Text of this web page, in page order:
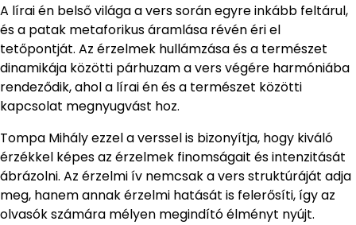
A lírai én belső világa a vers során egyre inkább feltárul,
és a patak metaforikus áramlása révén éri el
tetőpontját. Az érzelmek hullámzása és a természet
dinamikája közötti párhuzam a vers végére harmóniába
rendeződik, ahol a lírai én és a természet közötti
kapcsolat megnyugvást hoz.
Tompa Mihály ezzel a verssel is bizonyítja, hogy kiváló
érzékkel képes az érzelmek finomságait és intenzitását
ábrázolni. Az érzelmi ív nemcsak a vers struktúráját adja
meg, hanem annak érzelmi hatását is felerősíti, így az
olvasók számára mélyen megindító élményt nyújt.